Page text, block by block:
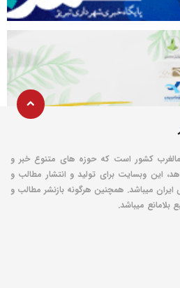
کشور است که حوزه های متنوع خبر و
این وبسایت برای تولید و انتشار مطالب و
ایران میباشد. همچنین هرگونه بازنشر مطالب و
بلامانع میباشد.